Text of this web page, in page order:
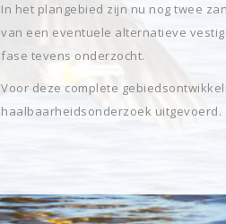
In het plangebied zijn nu nog twee
van een eventuele alternatieve
fase tevens onderzocht.
Voor deze complete
haalbaarheidsonderzoek uitgevoerd.